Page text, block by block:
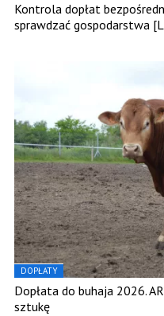
Kontrola dopłat
sprawdzać gospodarstwa
DOPŁATY
Dopłata do buhaja 2026.
sztukę